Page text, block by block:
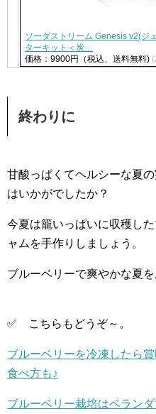
ソーダストリーム Genesis v2(
ターキット＜炭…
価格：9900円（税込、送料無料)
終わりに
甘酸っぱくてヘルシーな夏
はいかがでしたか？
今夏は籠いっぱいに収穫し
ャムを手作りしましょう。
ブルーベリーで爽やかな夏
✅ こちらもどうぞ～。
ブルーベリーを冷凍したら
食べ方も♪
ブルーベリー栽培はベラン